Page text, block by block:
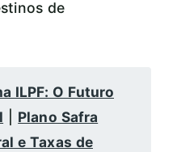
de
ILPF: O Futuro
Plano Safra
e Taxas de